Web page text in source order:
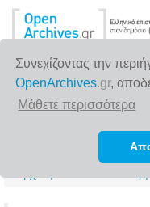
Συνεχίζοντας την
OpenArchives.gr,
Μάθετε περισσότερα